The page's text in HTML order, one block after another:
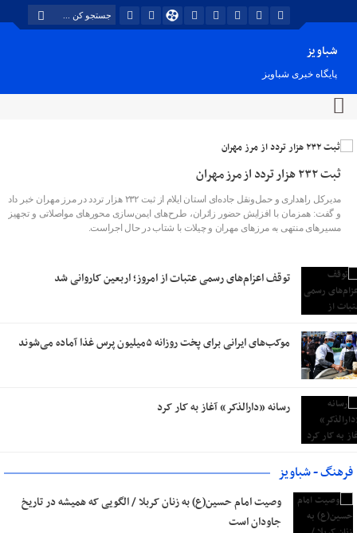
شباویز
پایگاه خبری شباویز
ثبت ۲۳۲ هزار تردد از مرز مهران
مدیرکل راهداری و حمل‌ونقل جاده‌ای استان ایلام از ثبت ۲۳۲ هزار تردد در مرز مهران خبر داد
و گفت: همزمان با افزایش حضور زائران، طرح‌های ایمن‌سازی محورهای مواصلاتی و تجهیز
مسیرهای منتهی به مرزهای مهران و چیلات با شتاب در حال اجراست.
توقف اعزام‌‌های رسمی عتبات از امروز؛ اربعین کاروانی شد
موکب‌های ایرانی برای پخت روزانه ۵میلیون پرس غذا آماده می‌شوند
رسانه «دارالذکر» آغاز به کار کرد
فرهنگ - شباویز
وصیت امام حسین(ع) به زنان کربلا / الگویی که همیشه در تاریخ
جاودان است